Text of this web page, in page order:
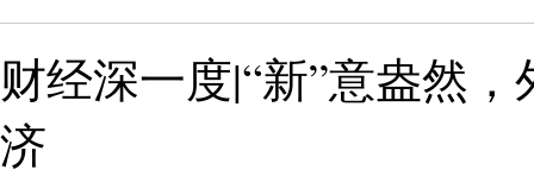
财经深一度|“新”意盎然
济